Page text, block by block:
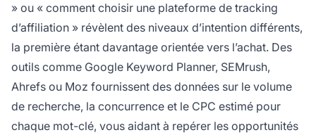
» ou « comment choisir une plateforme de tracking
d’affiliation » révèlent des niveaux d’intention différents,
la première étant davantage orientée vers l’achat. Des
outils comme Google Keyword Planner, SEMrush,
Ahrefs ou Moz fournissent des données sur le volume
de recherche, la concurrence et le CPC estimé pour
chaque mot-clé, vous aidant à repérer les opportunités